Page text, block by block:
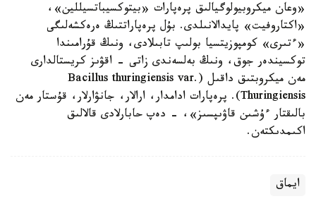
«وعان ميكروبيولوگيالىق پرەپارات «بيتوكسيباتسيللين»،
«اكتاروفيت» پايدالانىلدى. بۇل پرەپاراتتىڭ ەرەكشەلىگى
«ءتىرى» كومپوزيتسيا بولىپ تابىلادى، ونىڭ قۇرامىندا
توكسيندەر جوق، ونىڭ بەلسەندى زاتى - اقۋىز كريستالدارى
مەن ميكروبتىق داقىل (Bacillus thuringiensis var.
Thuringiensis). پرەپارات ادامدار، ارالار، جانۋارلار، قۇستار مەن
بالىقتار ءۇشىن قاۋىپسىز»، - دەپ حابارلادى قالالىق
اكىمدىكتەن.
ايماق